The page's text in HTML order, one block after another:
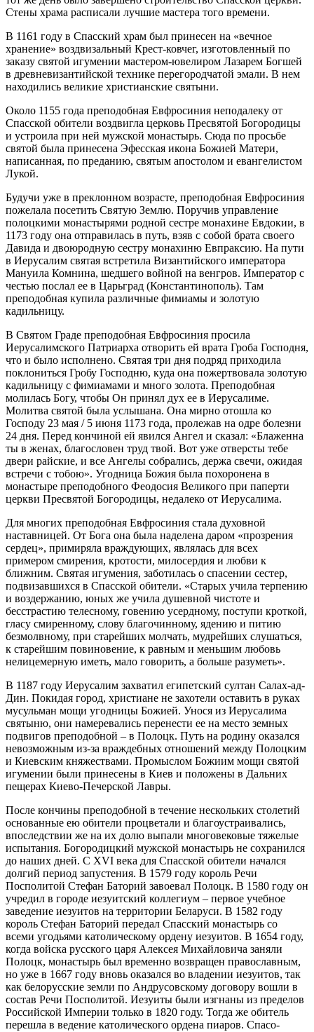
Стены храма расписали лучшие мастера того времени.
В 1161 году в Спасский храм был принесен на «вечное
хранение» воздвизальный Крест-ковчег, изготовленный по
заказу святой игумении мастером-ювелиром Лазарем Богшей
в древневизантийской технике перегородчатой эмали. В нем
находились великие христианские святыни.
Около 1155 года преподобная Евфросиния неподалеку от
Спасской обители воздвигла церковь Пресвятой Богородицы
и устроила при ней мужской монастырь. Сюда по просьбе
святой была принесена Эфесская икона Божией Матери,
написанная, по преданию, святым апостолом и евангелистом
Лукой.
Будучи уже в преклонном возрасте, преподобная Евфросиния
пожелала посетить Святую Землю. Поручив управление
полоцкими монастырями родной сестре монахине Евдокии, в
1173 году она отправилась в путь, взяв с собой брата своего
Давида и двоюродную сестру монахиню Евпраксию. На пути
в Иерусалим святая встретила Византийского императора
Мануила Комнина, шедшего войной на венгров. Император с
честью послал ее в Царьград (Константинополь). Там
преподобная купила различные фимиамы и золотую
кадильницу.
В Святом Граде преподобная Евфросиния просила
Иерусалимского Патриарха отворить ей врата Гроба Господня,
что и было исполнено. Святая три дня подряд приходила
поклониться Гробу Господню, куда она пожертвовала золотую
кадильницу с фимиамами и много золота. Преподобная
молилась Богу, чтобы Он принял дух ее в Иерусалиме.
Молитва святой была услышана. Она мирно отошла ко
Господу 23 мая / 5 июня 1173 года, пролежав на одре болезни
24 дня. Перед кончиной ей явился Ангел и сказал: «Блаженна
ты в женах, благословен труд твой. Вот уже отверсты тебе
двери райские, и все Ангелы собрались, держа свечи, ожидая
встречи с тобою». Угодница Божия была похоронена в
монастыре преподобного Феодосия Великого при паперти
церкви Пресвятой Богородицы, недалеко от Иерусалима.
Для многих преподобная Евфросиния стала духовной
наставницей. От Бога она была наделена даром «прозрения
сердец», примиряла враждующих, являлась для всех
примером смирения, кротости, милосердия и любви к
ближним. Святая игумения, заботилась о спасении сестер,
подвизавшихся в Спасской обители. «Старых учила терпению
и воздержанию, юных же учила душевной чистоте и
бесстрастию телесному, говению усердному, поступи кроткой,
гласу смиренному, слову благочинному, ядению и питию
безмолвному, при старейших молчать, мудрейших слушаться,
к старейшим повиновение, к равным и меньшим любовь
нелицемерную иметь, мало говорить, а больше разуметь».
В 1187 году Иерусалим захватил египетский султан Салах-ад-
Дин. Покидая город, христиане не захотели оставить в руках
мусульман мощи угодницы Божией. Унося из Иерусалима
святыню, они намеревались перенести ее на место земных
подвигов преподобной – в Полоцк. Путь на родину оказался
невозможным из-за враждебных отношений между Полоцким
и Киевским княжествами. Промыслом Божиим мощи святой
игумении были принесены в Киев и положены в Дальних
пещерах Киево-Печерской Лавры.
После кончины преподобной в течение нескольких столетий
основанные ею обители процветали и благоустраивались,
впоследствии же на их долю выпали многовековые тяжелые
испытания. Богородицкий мужской монастырь не сохранился
до наших дней. С XVI века для Спасской обители начался
долгий период запустения. В 1579 году король Речи
Посполитой Стефан Баторий завоевал Полоцк. В 1580 году он
учредил в городе иезуитский коллегиум – первое учебное
заведение иезуитов на территории Беларуси. В 1582 году
король Стефан Баторий передал Спасский монастырь со
всеми угодьями католическому ордену иезуитов. В 1654 году,
когда войска русского царя Алексея Михайловича заняли
Полоцк, монастырь был временно возвращен православным,
но уже в 1667 году вновь оказался во владении иезуитов, так
как белорусские земли по Андрусовскому договору вошли в
состав Речи Посполитой. Иезуиты были изгнаны из пределов
Российской Империи только в 1820 году. Тогда же обитель
перешла в ведение католического ордена пиаров. Спасо-